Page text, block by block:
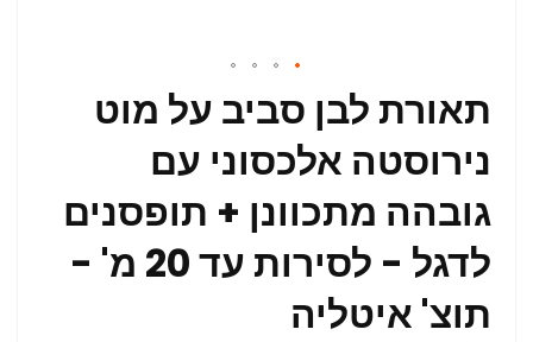
תאורת לבן סביב על מוט
נירוסטה אלכסוני עם
גובהה מתכוונן + תופסנים
לדגל - לסירות עד 20 מ' -
תוצ' איטליה